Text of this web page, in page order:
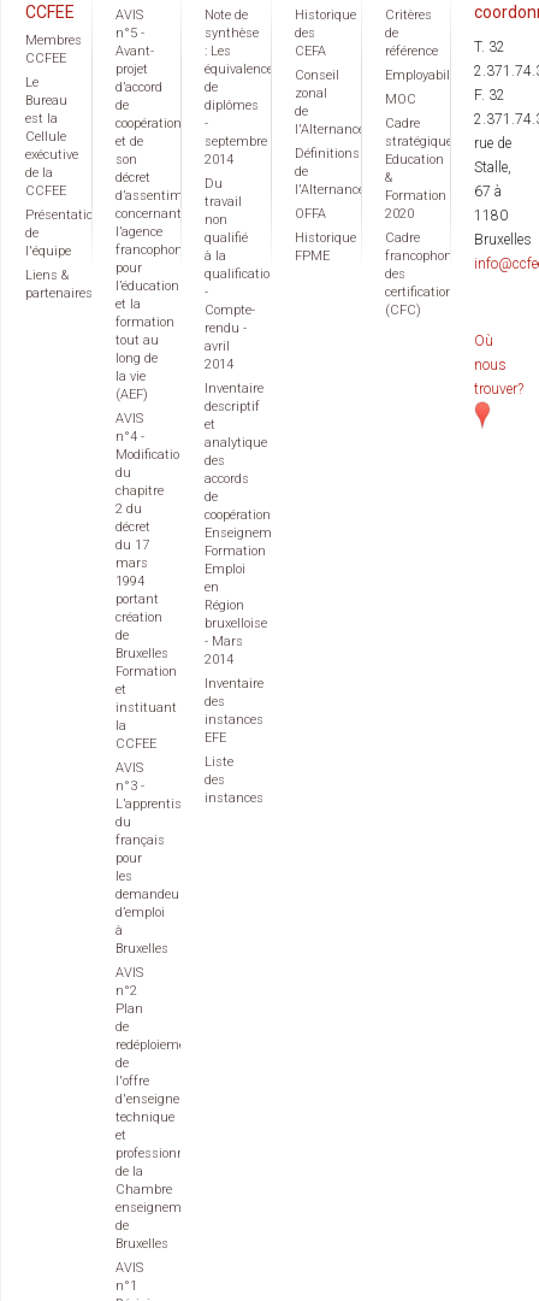
CCFEE
Membres
CCFEE
Le
Bureau
est la
Cellule
exécutive
de la
CCFEE
Présentation
de
l'équipe
Liens &
partenaires
AVIS
n°5 -
Avant-
projet
d’accord
de
coopération
et de
son
décret
d’assentiment
concernant
l’agence
francophone
pour
l’éducation
et la
formation
tout au
long de
la vie
(AEF)
AVIS
n°4 -
Modification
du
chapitre
2 du
décret
du 17
mars
1994
portant
création
de
Bruxelles
Formation
et
instituant
la
CCFEE
AVIS
n°3 -
L’apprentissage
du
français
pour
les
demandeurs
d’emploi
à
Bruxelles
AVIS
n°2
Plan
de
redéploiement
de
l'offre
d'enseignement
technique
et
professionnel
de la
Chambre
enseignement
de
Bruxelles
AVIS
n°1
Note de
synthèse
: Les
équivalences
de
diplômes
-
septembre
2014
Du
travail
non
qualifié
à la
qualification
-
Compte-
rendu -
avril
2014
Inventaire
descriptif
et
analytique
des
accords
de
coopération
Enseignement
Formation
Emploi
en
Région
bruxelloise
- Mars
2014
Inventaire
des
instances
EFE
Liste
des
instances
Historique
des
CEFA
Conseil
zonal
de
l'Alternance
Définitions
de
l'Alternance
OFFA
Historique
FPME
Critères
de
référence
Employabilité
MOC
Cadre
stratégique
Education
&
Formation
2020
Cadre
francophone
des
certifications
(CFC)
T. 32
F. 32
rue de
Stalle,
67 à
1180
Bruxelles
Où
nous
trouver?